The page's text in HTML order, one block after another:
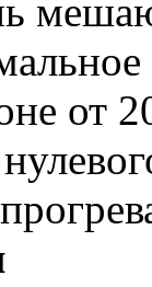
от